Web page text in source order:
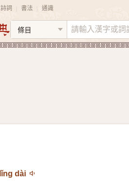
詩詞 書法 通識
lǐng dài